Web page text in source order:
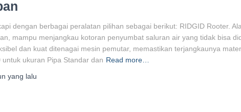
dengan berbagai peralatan pilihan sebagai berikut: RIDGID Rooter.
mampu menjangkau kotoran penyumbat saluran air yang tidak bisa
dan kuat ditenagai mesin pemutar, memastikan terjangkaunya
untuk ukuran Pipa Standar dan Read more…
yang lalu